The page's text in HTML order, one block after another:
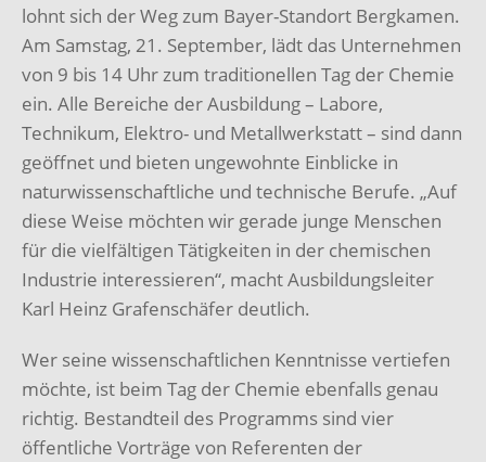
lohnt sich der Weg zum Bayer-Standort Bergkamen.
Am Samstag, 21. September, lädt das Unternehmen
von 9 bis 14 Uhr zum traditionellen Tag der Chemie
ein. Alle Bereiche der Ausbildung – Labore,
Technikum, Elektro- und Metallwerkstatt – sind dann
geöffnet und bieten ungewohnte Einblicke in
naturwissenschaftliche und technische Berufe. „Auf
diese Weise möchten wir gerade junge Menschen
für die vielfältigen Tätigkeiten in der chemischen
Industrie interessieren“, macht Ausbildungsleiter
Karl Heinz Grafenschäfer deutlich.
Wer seine wissenschaftlichen Kenntnisse vertiefen
möchte, ist beim Tag der Chemie ebenfalls genau
richtig. Bestandteil des Programms sind vier
öffentliche Vorträge von Referenten der